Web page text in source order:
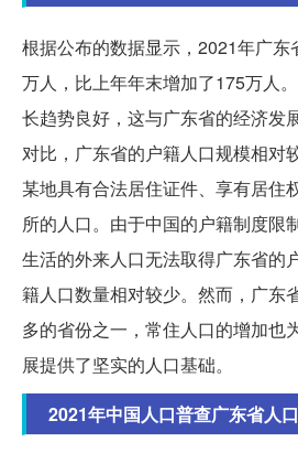
根据公布的数据显示，2021年广东
万人，比上年年末增加了175万人
长趋势良好，这与广东省的经济发
对比，广东省的户籍人口规模相对
某地具有合法居住证件、享有居住
所的人口。由于中国的户籍制度限
生活的外来人口无法取得广东省的
籍人口数量相对较少。然而，广东
多的省份之一，常住人口的增加也
展提供了坚实的人口基础。
2021年中国人口普查广东省人